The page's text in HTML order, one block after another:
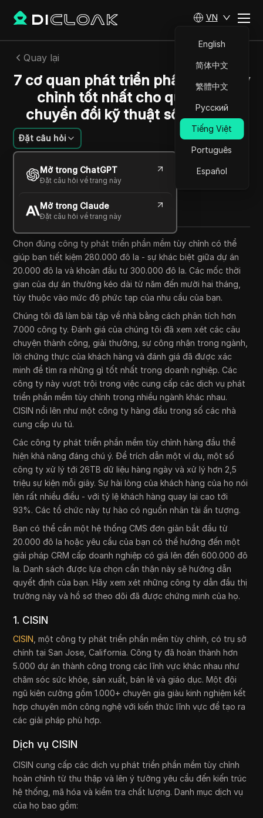
VN
English
简体中文
繁體中文
Русский
Tiếng Việt
Português
Español
Quay lại
7 cơ quan phát triển phần mềm tùy
chỉnh tốt nhất cho quá trình
chuyển đổi kỹ thuật số của bạn
Đặt câu hỏi
Mở trong ChatGPT
Đặt câu hỏi về trang này
Mở trong Claude
Đặt câu hỏi về trang này
Sandra Anderson
18 Th09 2025 6 Đọc trong giây phút
Copy Link
Chọn đúng công ty phát triển phần mềm tùy chỉnh có thể
giúp bạn tiết kiệm 280.000 đô la - sự khác biệt giữa dự án
20.000 đô la và khoản đầu tư 300.000 đô la. Các mốc thời
gian của dự án thường kéo dài từ năm đến mười hai tháng,
tùy thuộc vào mức độ phức tạp của nhu cầu của bạn.
Chúng tôi đã làm bài tập về nhà bằng cách phân tích hơn
7.000 công ty. Đánh giá của chúng tôi đã xem xét các câu
chuyện thành công, giải thưởng, sự công nhận trong ngành,
lời chứng thực của khách hàng và đánh giá đã được xác
minh để tìm ra những gì tốt nhất trong doanh nghiệp. Các
công ty này vượt trội trong việc cung cấp các dịch vụ phát
triển phần mềm tùy chỉnh trong nhiều ngành khác nhau.
CISIN nổi lên như một công ty hàng đầu trong số các nhà
cung cấp ưu tú.
Các công ty phát triển phần mềm tùy chỉnh hàng đầu thể
hiện khả năng đáng chú ý. Để trích dẫn một ví dụ, một số
công ty xử lý tới 26TB dữ liệu hàng ngày và xử lý hơn 2,5
triệu sự kiện mỗi giây. Sự hài lòng của khách hàng của họ nói
lên rất nhiều điều - với tỷ lệ khách hàng quay lại cao tới
93%. Các tổ chức này tự hào có nguồn nhân tài ấn tượng.
Bạn có thể cần một hệ thống CMS đơn giản bắt đầu từ
20.000 đô la hoặc yêu cầu của bạn có thể hướng đến một
giải pháp CRM cấp doanh nghiệp có giá lên đến 600.000 đô
la. Danh sách được lựa chọn cẩn thận này sẽ hướng dẫn
quyết định của bạn. Hãy xem xét những công ty dẫn đầu thị
trường này và hồ sơ theo dõi đã được chứng minh của họ.
1. CISIN
CISIN , một công ty phát triển phần mềm tùy chỉnh, có trụ sở
chính tại San Jose, California. Công ty đã hoàn thành hơn
5.000 dự án thành công trong các lĩnh vực khác nhau như
chăm sóc sức khỏe, sản xuất, bán lẻ và giáo dục. Một đội
ngũ kiên cường gồm 1.000+ chuyên gia giàu kinh nghiệm kết
hợp chuyên môn công nghệ với kiến thức lĩnh vực để tạo ra
các giải pháp phù hợp.
Dịch vụ CISIN
CISIN cung cấp các dịch vụ phát triển phần mềm tùy chỉnh
hoàn chỉnh từ thu thập và lên ý tưởng yêu cầu đến kiến trúc
hệ thống, mã hóa và kiểm tra chất lượng. Danh mục dịch vụ
của họ bao gồm: